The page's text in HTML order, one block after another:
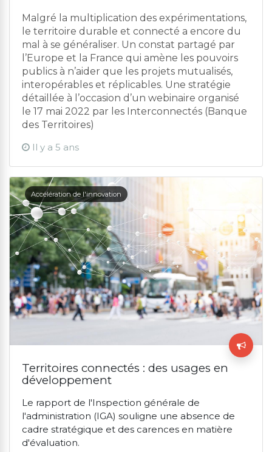
Malgré la multiplication des expérimentations,
le territoire durable et connecté a encore du
mal à se généraliser. Un constat partagé par
l’Europe et la France qui amène les pouvoirs
publics à n’aider que les projets mutualisés,
interopérables et réplicables. Une stratégie
détaillée à l’occasion d’un webinaire organisé
le 17 mai 2022 par les Interconnectés (Banque
des Territoires)
Il y a 5 ans
Accélération de l'innovation
Territoires connectés : des usages en
développement
Le rapport de l'Inspection générale de
l'administration (IGA) souligne une absence de
cadre stratégique et des carences en matière
d'évaluation.